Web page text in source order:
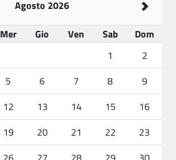
Agosto 2026
Mer Gio Ven Sab
Dom
1
2
5 6 7 8
9
12 13 14 15
16
19 20 21 22
23